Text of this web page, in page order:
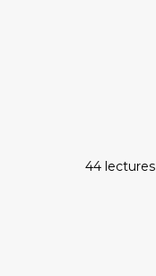
44 lectures